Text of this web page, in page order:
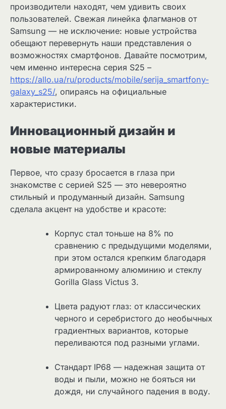
производители находят, чем удивить своих
пользователей. Свежая линейка флагманов от
Samsung — не исключение: новые устройства
обещают перевернуть наши представления о
возможностях смартфонов. Давайте посмотрим,
чем именно интересна серия S25 –
https://allo.ua/ru/products/mobile/serija_smartfony-
galaxy_s25/, опираясь на официальные
характеристики.
Инновационный дизайн и
новые материалы
Первое, что сразу бросается в глаза при
знакомстве с серией S25 — это невероятно
стильный и продуманный дизайн. Samsung
сделала акцент на удобстве и красоте:
Корпус стал тоньше на 8% по
сравнению с предыдущими моделями,
при этом остался крепким благодаря
армированному алюминию и стеклу
Gorilla Glass Victus 3.
Цвета радуют глаз: от классических
черного и серебристого до необычных
градиентных вариантов, которые
переливаются под разными углами.
Стандарт IP68 — надежная защита от
воды и пыли, можно не бояться ни
дождя, ни случайного падения в воду.